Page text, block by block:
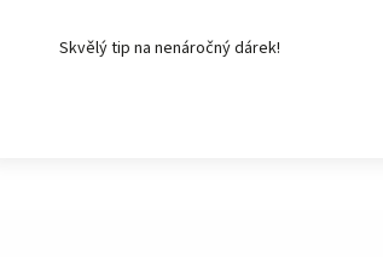
Skvělý tip na nenáročný dárek!